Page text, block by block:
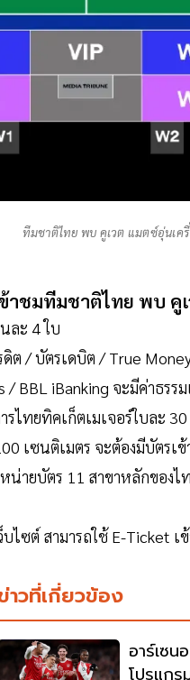
ทีมชาติไทย พบ คูเวต แมตซ์อุ่นเค
าชมทีมชาติไทย พบ คู
ละ 4 ใบ
ดิต / บัตรเดบิต / True
/ BBL iBanking จะมีค่าธรร
รไทยทิคเก็ตเมเจอร์ใบละ
เซนติเมตร จะต้องมีบัตรเ
ายบัตร 11 สาขาหลักของไ
ไซต์ สามารถใช้ E-Ticket
าวที่เกี่ยวข้อง
อาร์เซ
โปรแก